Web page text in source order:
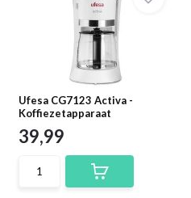
Ufesa CG7123 Activa -
Koffiezetapparaat
39,99